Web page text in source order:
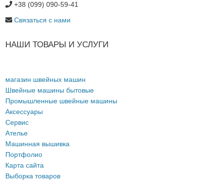
+38 (099) 090-59-41
Связаться с нами
НАШИ ТОВАРЫ И УСЛУГИ
магазин швейных машин
Швейные машины бытовые
Промышленные швейные машины
Аксессуары
Сервис
Ателье
Машинная вышивка
Портфолио
Карта сайта
Выборка товаров